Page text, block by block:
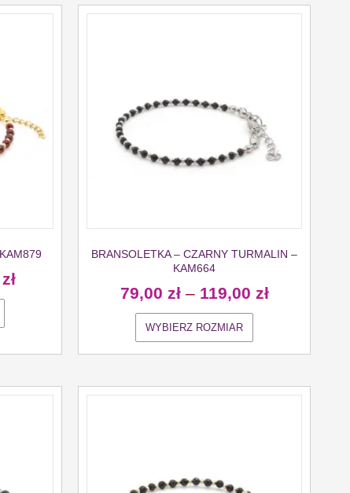
zł
BRANSOLETKA – CZARNY TURMALIN –
KAM664
79,00 zł – 119,00 zł
WYBIERZ ROZMIAR